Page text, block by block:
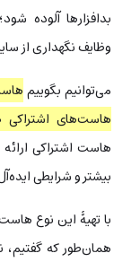
بدافزارها آلوده
وظایف نگهداری از
می‌توانیم بگوییم
هاست‌های اشتراکی
هاست اشتراکی
بیشتر و شرایطی
با تهیۀ این نوع
همان‌طور که گفتیم،